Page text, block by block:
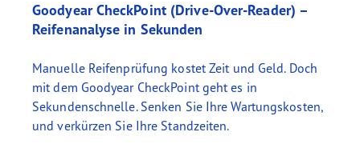
Goodyear CheckPoint (Drive-Over-Reader) –
Reifenanalyse in Sekunden
Manuelle Reifenprüfung kostet Zeit und Geld. Doch
mit dem Goodyear CheckPoint geht es in
Sekundenschnelle. Senken Sie Ihre Wartungskosten,
und verkürzen Sie Ihre Standzeiten.